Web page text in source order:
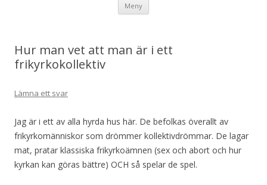
Meny
Hur man vet att man är i ett
frikyrkokollektiv
Lämna ett svar
Jag är i ett av alla hyrda hus här. De befolkas överallt av
frikyrkomänniskor som drömmer kollektivdrömmar. De lagar
mat, pratar klassiska frikyrkoämnen (sex och abort och hur
kyrkan kan göras bättre) OCH så spelar de spel.